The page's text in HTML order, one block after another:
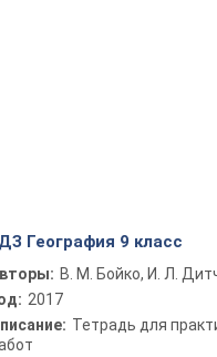
География 9 класс
В. М. Бойко, И. Л.
2017
Тетрадь для